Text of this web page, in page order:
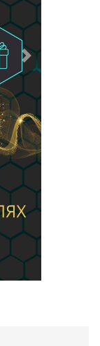
Следующий